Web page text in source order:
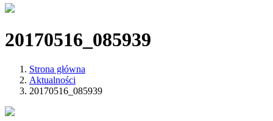
20170516_085939
Strona główna
Aktualności
20170516_085939